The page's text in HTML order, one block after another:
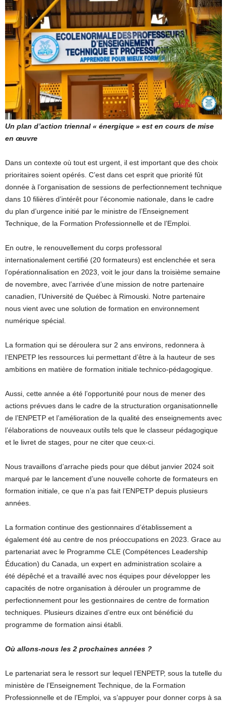
Un plan d’action triennal « énergique » est en cours de mise
en œuvre
Dans un contexte où tout est urgent, il est important que des choix
prioritaires soient opérés. C’est dans cet esprit que priorité fût
donnée à l’organisation de sessions de perfectionnement technique
dans 10 filières d’intérêt pour l’économie nationale, dans le cadre
du plan d’urgence initié par le ministre de l’Enseignement
Technique, de la Formation Professionnelle et de l’Emploi.
En outre, le renouvellement du corps professoral
internationalement certifié (20 formateurs) est enclenchée et sera
l’opérationnalisation en 2023, voit le jour dans la troisième semaine
de novembre, avec l’arrivée d’une mission de notre partenaire
canadien, l’Université de Québec à Rimouski. Notre partenaire
nous vient avec une solution de formation en environnement
numérique spécial.
La formation qui se déroulera sur 2 ans environs, redonnera à
l’ENPETP les ressources lui permettant d’être à la hauteur de ses
ambitions en matière de formation initiale technico-pédagogique.
Aussi, cette année a été l’opportunité pour nous de mener des
actions prévues dans le cadre de la structuration organisationnelle
de l’ENPETP et l’amélioration de la qualité des enseignements avec
l’élaborations de nouveaux outils tels que le classeur pédagogique
et le livret de stages, pour ne citer que ceux-ci.
Nous travaillons d’arrache pieds pour que début janvier 2024 soit
marqué par le lancement d’une nouvelle cohorte de formateurs en
formation initiale, ce que n’a pas fait l’ENPETP depuis plusieurs
années.
La formation continue des gestionnaires d’établissement a
également été au centre de nos préoccupations en 2023. Grace au
partenariat avec le Programme CLE (Compétences Leadership
Éducation) du Canada, un expert en administration scolaire a
été dépêché et a travaillé avec nos équipes pour développer les
capacités de notre organisation à dérouler un programme de
perfectionnement pour les gestionnaires de centre de formation
techniques. Plusieurs dizaines d’entre eux ont bénéficié du
programme de formation ainsi établi.
Où allons-nous les 2 prochaines années ?
Le partenariat sera le ressort sur lequel l’ENPETP, sous la tutelle du
ministère de l’Enseignement Technique, de la Formation
Professionnelle et de l’Emploi, va s’appuyer pour donner corps à sa